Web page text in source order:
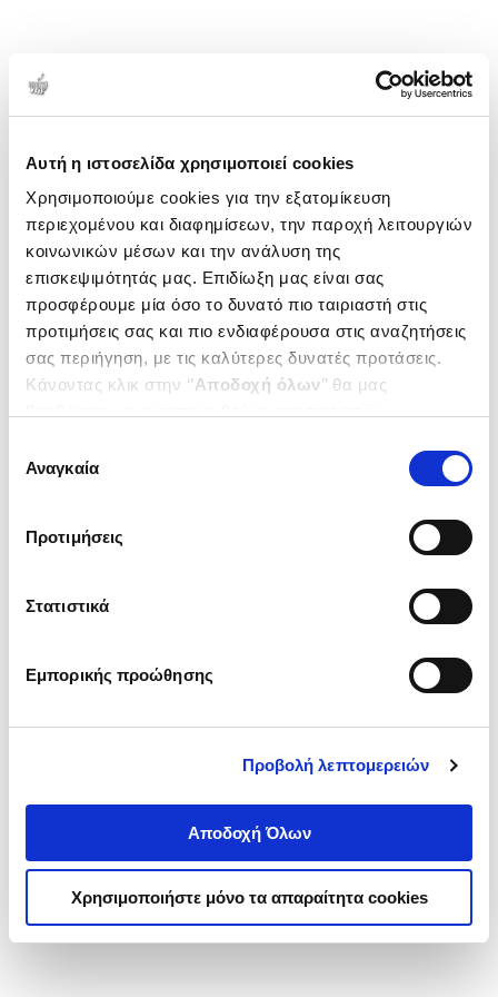
Αυτή η ιστοσελίδα χρησιμοποιεί cookies
Χρησιμοποιούμε cookies για την εξατομίκευση
περιεχομένου και διαφημίσεων, την παροχή λειτουργιών
κοινωνικών μέσων και την ανάλυση της
επισκεψιμότητάς μας. Επιδίωξη μας είναι σας
προσφέρουμε μία όσο το δυνατό πιο ταιριαστή στις
προτιμήσεις σας και πιο ενδιαφέρουσα στις αναζητήσεις
σας περιήγηση, με τις καλύτερες δυνατές προτάσεις.
Κάνοντας κλικ στην ‘’Αποδοχή όλων’’ θα μας
ενδιαφέρουν και να επιλέξετε από τα παρακάτω με την
΄΄και να ενημερωθείτε σχετικά με
συγκατάθεσης
Αναγκαία
Προτιμήσεις
Στατιστικά
Εμπορικής προώθησης
Προβολή λεπτομερειών
Αποδοχή Όλων
Χρησιμοποιήστε μόνο τα απαραίτητα cookies